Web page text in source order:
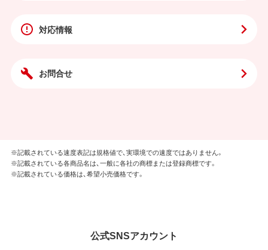
対応情報
お問合せ
※記載されている速度表記は規格値で、実環境での速度ではありません。
※記載されている各商品名は、一般に各社の商標または登録商標です。
※記載されている価格は、希望小売価格です。
公式SNSアカウント